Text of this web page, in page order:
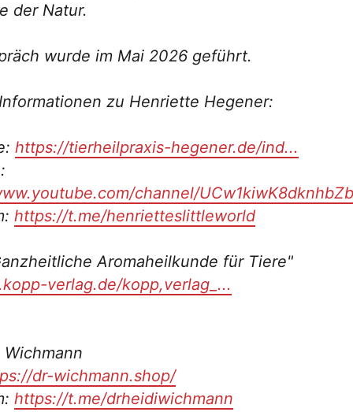
der Natur.
wurde im Mai 2026 geführt.
zu Henriette Hegener:
https://tierheilpraxis-hegener.de/ind...
channel/
https://t.me/henrietteslittleworld
Aromaheilkunde für Tiere"
verlag.de/kopp,verlag_...
dr-wichmann.shop/
https://t.me/drheidiwichmann